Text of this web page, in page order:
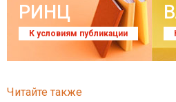
РИНЦ
К условиям публикации
Читайте также